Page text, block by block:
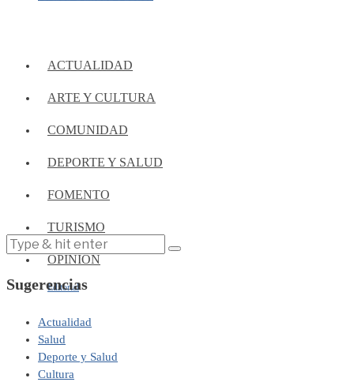
ACTUALIDAD
ARTE Y CULTURA
COMUNIDAD
DEPORTE Y SALUD
FOMENTO
TURISMO
OPINIÓN
Editorial
Sugerencias
Actualidad
Salud
Deporte y Salud
Cultura